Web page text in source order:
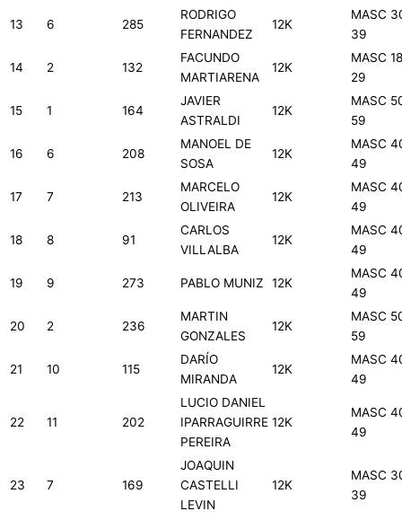
13 6 285
RODRIGO
FERNANDEZ
12K
MASC
39
14 2 132
FACUNDO
MARTIARENA
12K
MASC
29
15 1 164
JAVIER
ASTRALDI
12K
MASC
59
16 6 208
MANOEL DE
SOSA
12K
MASC
49
17 7 213
MARCELO
OLIVEIRA
12K
MASC
49
18 8 91
CARLOS
VILLALBA
12K
MASC
49
19 9 273 PABLO MUNIZ 12K
MASC
49
20 2 236
MARTIN
GONZALES
12K
MASC
59
21 10 115
DARÍO
MIRANDA
12K
MASC
49
22 11 202
LUCIO DANIEL
IPARRAGUIRRE
PEREIRA
12K
MASC
49
23 7 169
JOAQUIN
CASTELLI
LEVIN
12K
MASC
39